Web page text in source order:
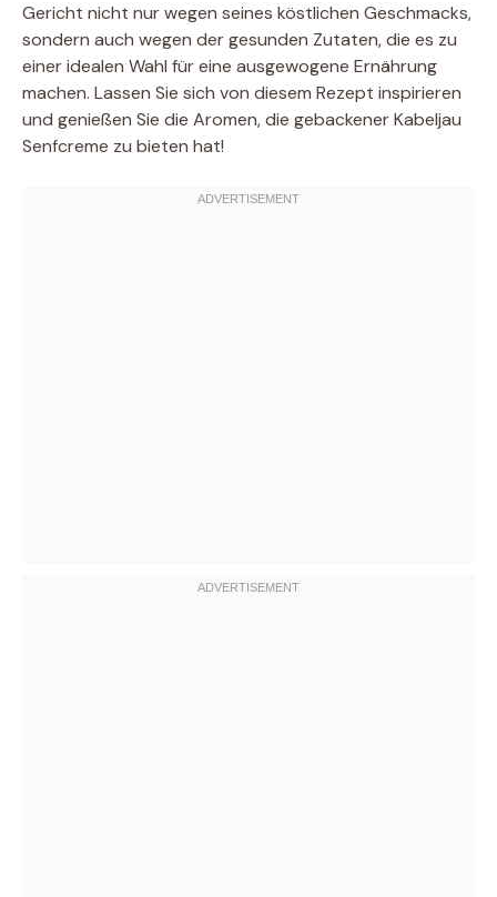
Gericht nicht nur wegen seines köstlichen Geschmacks,
sondern auch wegen der gesunden Zutaten, die es zu
einer idealen Wahl für eine ausgewogene Ernährung
machen. Lassen Sie sich von diesem Rezept inspirieren
und genießen Sie die Aromen, die gebackener Kabeljau
Senfcreme zu bieten hat!